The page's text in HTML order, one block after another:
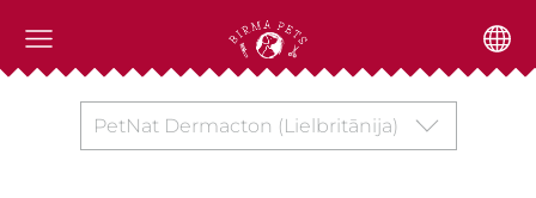
PetNat Dermacton (Lielbritānija)